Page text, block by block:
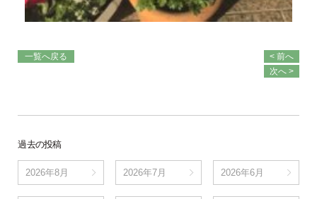
一覧へ戻る
< 前へ
次へ >
過去の投稿
2026年8月 2026年7月 2026年6月